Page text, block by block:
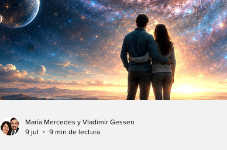
María Mercedes y Vladimir Gessen
9 jul
9 min de lectura